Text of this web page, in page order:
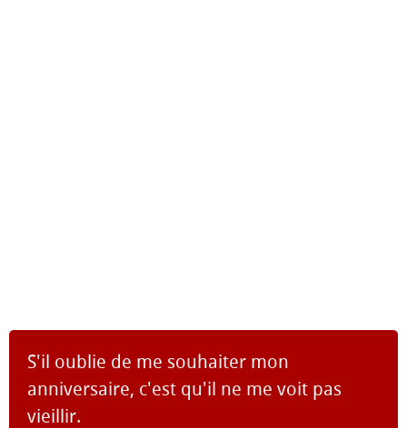
S'il oublie de me souhaiter mon
anniversaire, c'est qu'il ne me voit pas
vieillir.